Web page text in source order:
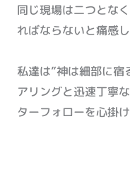
同じ現場は二つとな
ればならないと痛感し
私達は”神は細部に宿
アリングと迅速丁寧
ターフォローを心掛